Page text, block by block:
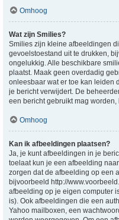
Omhoog
Wat zijn Smilies?
Smilies zijn kleine afbeeldingen
gevoelstoestand uit te drukken,
ongelukkig. Alle beschikbare
plaatst. Maak geen overdadig
onleesbaar wat er toe kan leiden
je bericht verwijdert. De
een bericht gebruikt mag
Omhoog
Kan ik afbeeldingen plaatsen?
Ja, je kunt afbeeldingen in je
toelaat kun je een afbeelding
zorgen dat de afbeelding op een
bijvoorbeeld http://
afbeelding op je eigen computer
is). Ook afbeeldingen die een
Yahoo mailboxen, een